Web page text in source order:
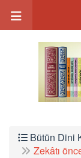
Bütün Dini
Zekâtı